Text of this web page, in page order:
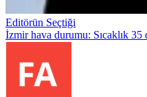
Editörün Seçtiği
İzmir hava durumu: Sıcaklık 35